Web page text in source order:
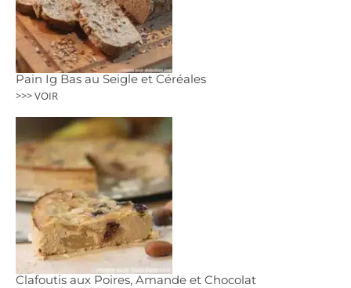
Pain Ig Bas au Seigle et Céréales
>>> VOIR
Clafoutis aux Poires, Amande et Chocolat